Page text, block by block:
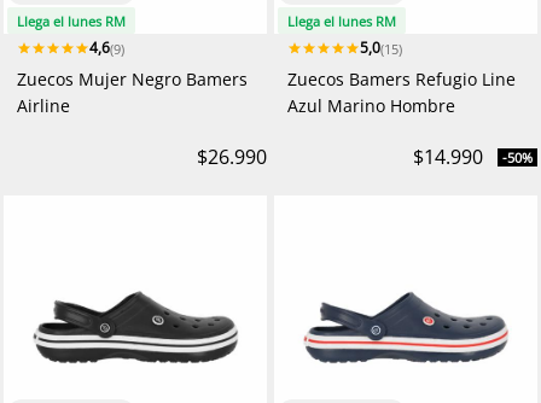
Llega el lunes RM
4,6(9)
Zuecos Mujer Negro Bamers
Airline
$26.990
Llega el lunes RM
5,0(15)
Zuecos Bamers Refugio Line
Azul Marino Hombre
$14.990 -50%